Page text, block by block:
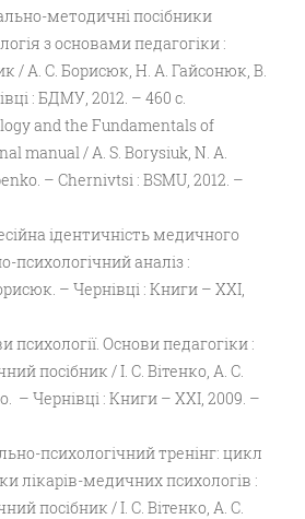
методичні посібники
з основами педагогіки :
/ А. С. Борисюк, Н. А. Гайсонюк, В.
: БДМУ, 2012. – 460 с.
and the Fundamentals of
manual / A. S. Borysiuk, N. A.
– Chernivtsi : BSMU, 2012. –
ідентичність медичного
психологічний аналіз :
– Чернівці : Книги – ХХІ,
психології. Основи педагогіки :
посібник / І. С. Вітенко, А. С.
– Чернівці : Книги – ХХІ, 2009. –
психологічний тренінг: цикл
лікарів-медичних психологів :
посібник / І. С. Вітенко, А. С.